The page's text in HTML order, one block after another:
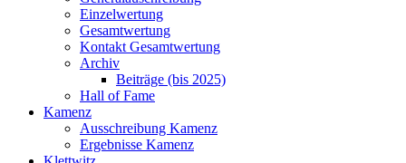
Einzelwertung
Gesamtwertung
Kontakt Gesamtwertung
Archiv
Beiträge (bis 2025)
Hall of Fame
Kamenz
Ausschreibung Kamenz
Ergebnisse Kamenz